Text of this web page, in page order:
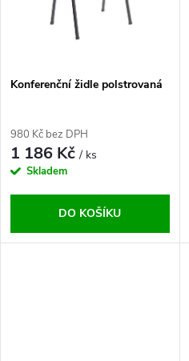
Konferenční židle polstrovaná
980 Kč bez DPH
1 186 Kč/ ks
Skladem
DO KOŠÍKU